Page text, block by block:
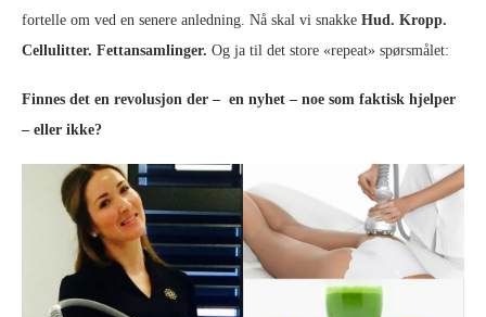
fortelle om ved en senere anledning. Nå skal vi snakke Hud. Kropp.
Cellulitter. Fettansamlinger. Og ja til det store «repeat» spørsmålet:
Finnes det en revolusjon der – en nyhet – noe som faktisk hjelper
– eller ikke?